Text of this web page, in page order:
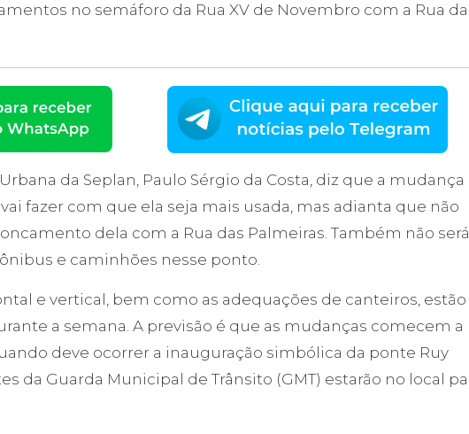
no semáforo da Rua XV de Novembro com a Rua
da Seplan, Paulo Sérgio da Costa, diz que a mudança
fazer com que ela seja mais usada, mas adianta que não
dela com a Rua das Palmeiras. Também não será
e caminhões nesse ponto.
e vertical, bem como as adequações de canteiros, estão
a semana. A previsão é que as mudanças comecem a
deve ocorrer a inauguração simbólica da ponte Ruy
da Guarda Municipal de Trânsito (GMT) estarão no local